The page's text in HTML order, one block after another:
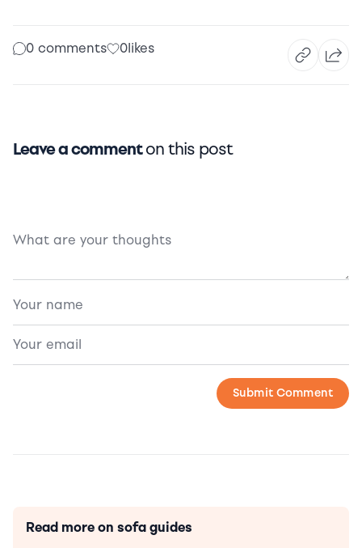
0 comments 0 likes
Leave a commenton this post
Read more on sofa guides